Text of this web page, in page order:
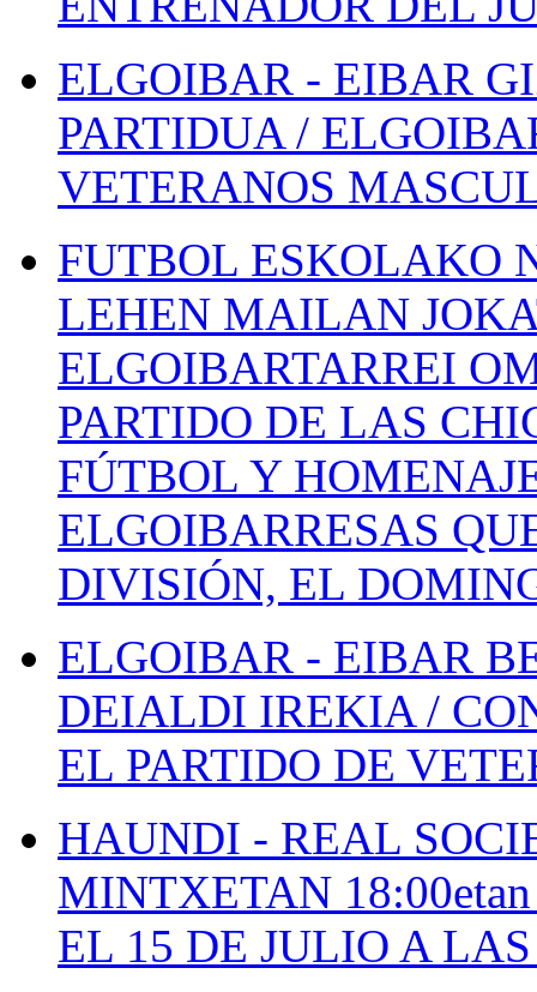
ELGOIBAR - EIBAR
PARTIDUA /
VETERANOS
FUTBOL ESKOLAKO
LEHEN MAILAN
ELGOIBARTARREI
PARTIDO DE LAS
FÚTBOL Y
ELGOIBARRESAS
DIVISIÓN, EL
ELGOIBAR - EIBAR
DEIALDI IREKIA /
EL PARTIDO DE
HAUNDI - REAL
MINTXETAN
EL 15 DE JULIO A